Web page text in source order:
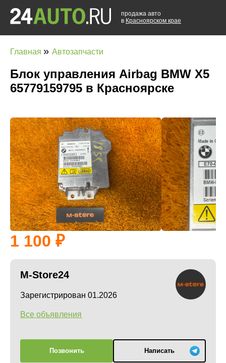
продажа авто
в Красноярском крае
Главная » Автозапчасти
Блок управления Airbag BMW X5
65779159795 в Красноярске
1 100
M-Store24
Зарегистрирован 01.2026
Все объявления
Позвонить Написать